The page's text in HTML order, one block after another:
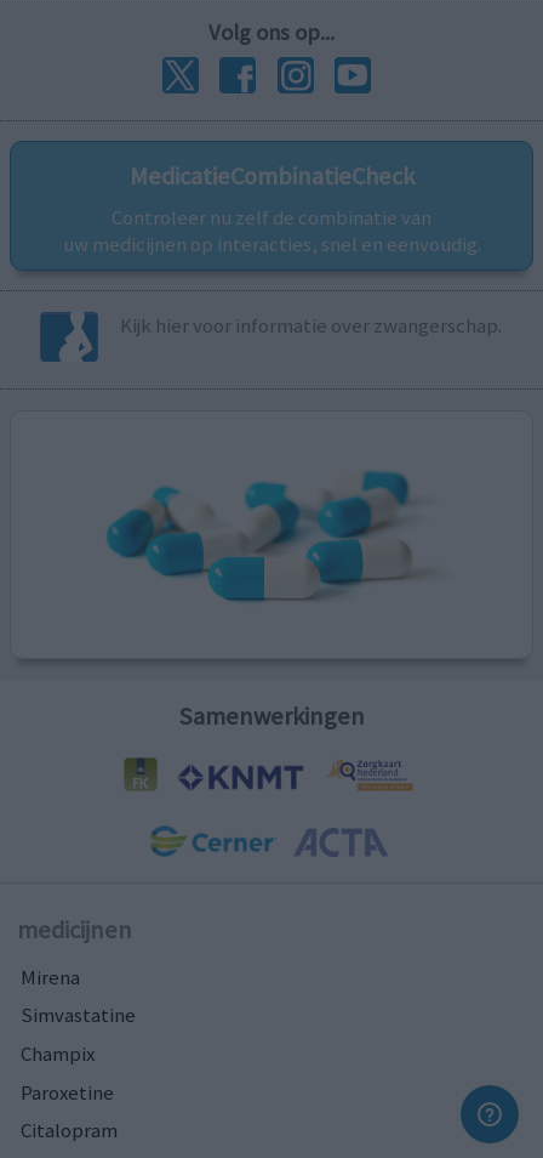
Volg ons op...
MedicatieCombinatieCheck
Controleer nu zelf de combinatie van
uw medicijnen op interacties, snel en eenvoudig.
Kijk hier voor informatie over zwangerschap.
Samenwerkingen
medicijnen
Mirena
Simvastatine
Champix
Paroxetine
Citalopram